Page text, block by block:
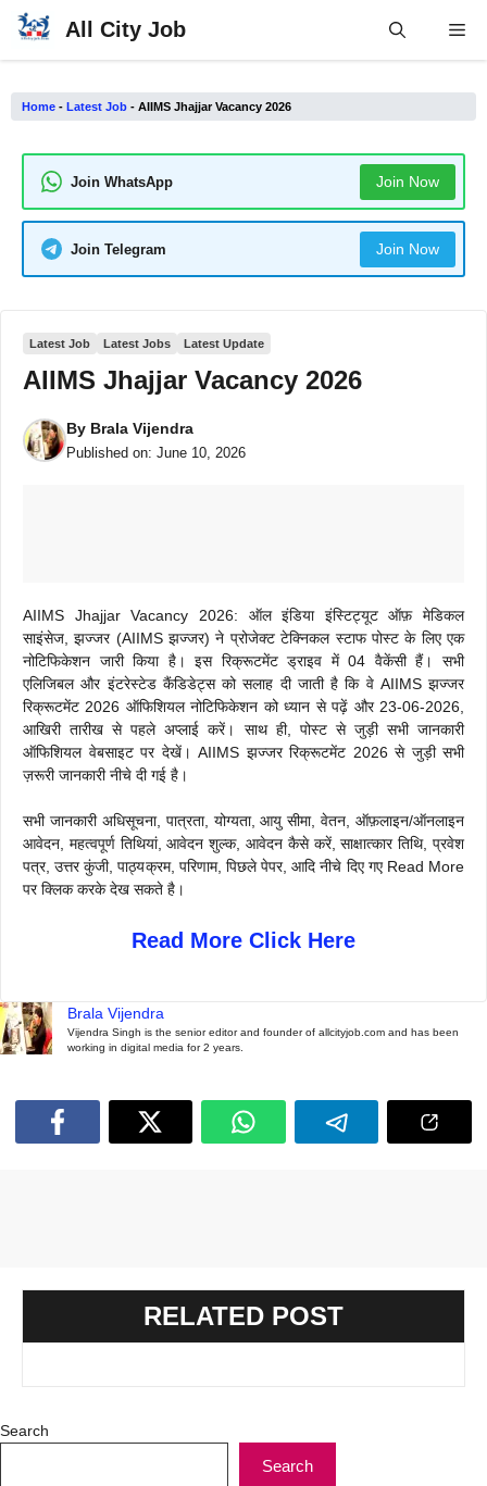
Skip
All City Job
Home - Latest Job - AIIMS Jhajjar Vacancy 2026
Join WhatsApp Join Now
Join Telegram Join Now
Latest Job Latest Jobs Latest Update
AIIMS Jhajjar Vacancy 2026
By Brala Vijendra
Published on: June 10, 2026
AIIMS Jhajjar Vacancy 2026: ऑल इंडिया इंस्टिट्यूट ऑफ़ मेडिकल
साइंसेज, झज्जर (AIIMS झज्जर) ने प्रोजेक्ट टेक्निकल स्टाफ पोस्ट के लिए एक
नोटिफिकेशन जारी किया है। इस रिक्रूटमेंट ड्राइव में 04 वैकेंसी हैं। सभी
एलिजिबल और इंटरेस्टेड कैंडिडेट्स को सलाह दी जाती है कि वे AIIMS झज्जर
रिक्रूटमेंट 2026 ऑफिशियल नोटिफिकेशन को ध्यान से पढ़ें और 23-06-2026,
आखिरी तारीख से पहले अप्लाई करें। साथ ही, पोस्ट से जुड़ी सभी जानकारी
ऑफिशियल वेबसाइट पर देखें। AIIMS झज्जर रिक्रूटमेंट 2026 से जुड़ी सभी
ज़रूरी जानकारी नीचे दी गई है।
सभी जानकारी अधिसूचना, पात्रता, योग्यता, आयु सीमा, वेतन, ऑफ़लाइन/ऑनलाइन
आवेदन, महत्वपूर्ण तिथियां, आवेदन शुल्क, आवेदन कैसे करें, साक्षात्कार तिथि, प्रवेश
पत्र, उत्तर कुंजी, पाठ्यक्रम, परिणाम, पिछले पेपर, आदि नीचे दिए गए Read More
पर क्लिक करके देख सकते है।
Read More Click Here
Brala Vijendra
Vijendra Singh is the senior editor and founder of allcityjob.com and has been
working in digital media for 2 years.
RELATED POST
Search
Search